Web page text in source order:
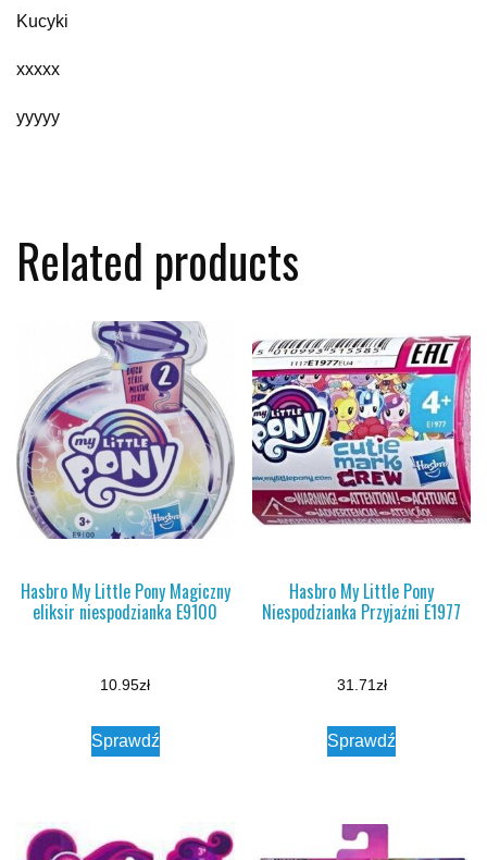
Kucyki
xxxxx
yyyyy
Related products
Hasbro My Little Pony Magiczny
eliksir niespodzianka E9100
10.95zł
Sprawdź
Hasbro My Little Pony
Niespodzianka Przyjaźni E1977
31.71zł
Sprawdź